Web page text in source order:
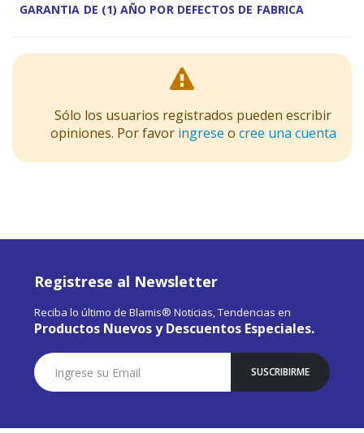
GARANTIA DE (1) AÑO POR DEFECTOS DE FABRICA
Sólo los usuarios registrados pueden escribir
opiniones. Por favor ingrese o cree una cuenta
Registrese al Newsletter
Reciba lo último de Blamis® Noticias, Tendencias en
Productos Nuevos y Descuentos Especiales.
Suscríbase
a
Nuestro
SUSCRIBIRME